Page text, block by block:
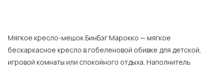
Мягкое кресло-мешок БинБэг Марокко — мягкое
бескаркасное кресло в гобеленовой обивке для детской,
игровой комнаты или спокойного отдыха. Наполнитель